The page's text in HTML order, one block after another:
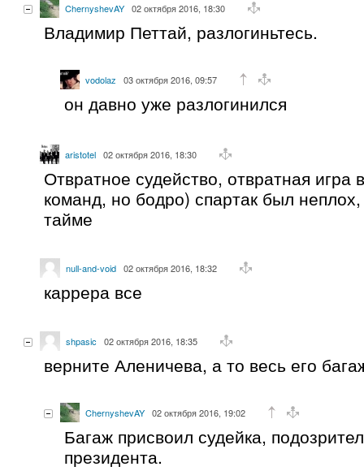
ChernyshevAY 02 октября 2016, 18:30
Владимир Петтай, разлогиньтесь.
vodolaz 03 октября 2016, 09:57
он давно уже разлогинился
aristotel 02 октября 2016, 18:30
Отвратное судейство, отвратная игра
команд, но бодро) спартак был
тайме
null-and-void 02 октября 2016, 18:32
каррера все
shpasic 02 октября 2016, 18:35
верните Аленичева, а то весь его
ChernyshevAY 02 октября 2016, 19:02
Багаж присвоил судейка,
президента.